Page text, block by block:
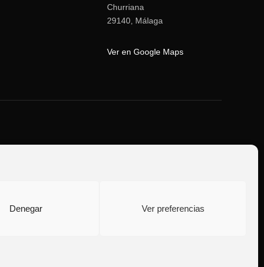
Denegar Ver preferencias
Churriana
29140, Málaga
Ver en Google Maps